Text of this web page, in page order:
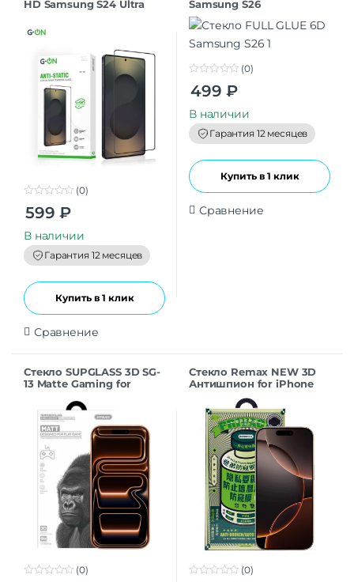
HD Samsung S24 Ultra
o
t
o
f
5
(0)
599 ₽
В наличии
Гарантия 12 месяцев
Купить в 1 клик
Сравнение
Samsung S26
o
t
o
f
5
(0)
499 ₽
В наличии
Гарантия 12 месяцев
Купить в 1 клик
Сравнение
Стекло SUPGLASS 3D SG-
13 Matte Gaming for
(0)
Стекло Remax NEW 3D
Антишпион for iPhone
16Pro/17 (6.3”) black
(0)